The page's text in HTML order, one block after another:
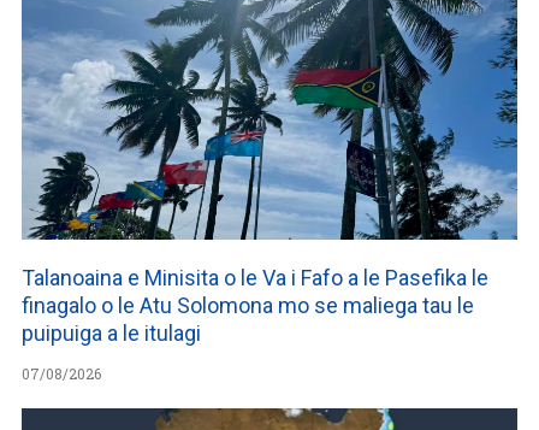
Talanoaina e Minisita o le Va i Fafo a le Pasefika le
finagalo o le Atu Solomona mo se maliega tau le
puipuiga a le itulagi
07/08/2026